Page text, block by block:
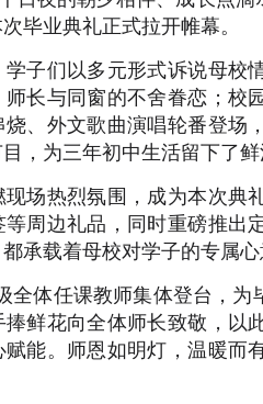
毕业典礼正式拉开帷幕。
子们以多元形式诉说母校
长与同窗的不舍眷恋；校
、外文歌曲演唱轮番登场
，为三年初中生活留下了
场热烈氛围，成为本次典
周边礼品，同时重磅推出
承载着母校对学子的专属
全体任课教师集体登台，
鲜花向全体师长致敬，以
能。师恩如明灯，温暖而